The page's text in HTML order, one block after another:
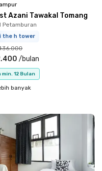
Azani Tawakal Tomang
Petamburan
the h tower
/bulan
12 Bulan
banyak